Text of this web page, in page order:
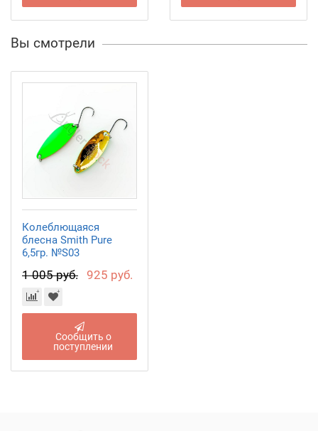
Вы смотрели
Колеблющаяся
блесна Smith Pure
6,5гр. №S03
1 005 руб. 925 руб.
Сообщить о
поступлении